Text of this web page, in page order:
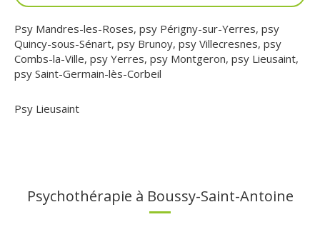
Psy Mandres-les-Roses, psy Périgny-sur-Yerres, psy
Quincy-sous-Sénart, psy Brunoy, psy Villecresnes, psy
Combs-la-Ville, psy Yerres, psy Montgeron, psy Lieusaint,
psy Saint-Germain-lès-Corbeil
Psy Lieusaint
Psychothérapie à Boussy-Saint-Antoine